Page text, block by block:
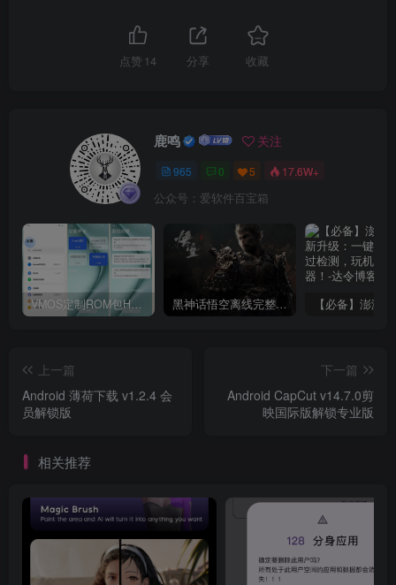
点赞 14 分享 收藏
鹿鸣 关注
965 0 5 17.6W+
公众号：爱软件百宝箱
VMOS定制ROM包HnciseOS9.6.0兼容解锁 黑神话悟空离线完整版+修改器
上一篇
Android 薄荷下载 v1.2.4 会
员解锁版
下一篇
Android CapCut v14.7.0剪
映国际版解锁专业版
相关推荐